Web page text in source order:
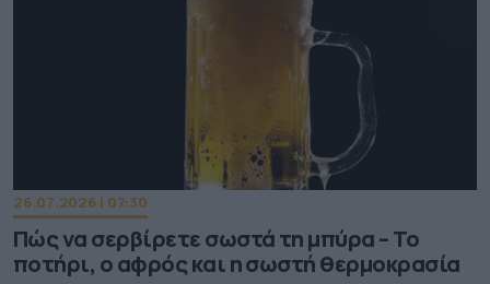
26.07.2026 | 07:30
Πώς να σερβίρετε σωστά τη μπύρα – Το
ποτήρι, ο αφρός και η σωστή θερμοκρασία